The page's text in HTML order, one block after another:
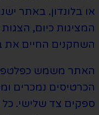
או בלונדון. באתר
המציגות כיום,
השחקנים החיים את
האתר משמש
הכרטיסים נמכרים
ספקים צד שלישי. כל